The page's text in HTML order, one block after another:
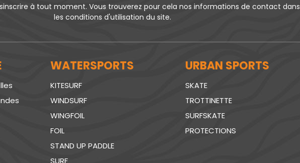
à tout moment. Vous trouverez pour cela nos informations de contact dans
les conditions d'utilisation du site.
WATERSPORTS
KITESURF
WINDSURF
WINGFOIL
FOIL
STAND UP PADDLE
SURF
URBAN SPORTS
SKATE
TROTTINETTE
SURFSKATE
PROTECTIONS